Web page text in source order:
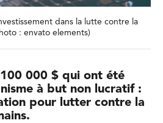
dans la lutte contre la
: envato elements)
000 $ qui ont été
à but non lucratif :
pour lutter contre la